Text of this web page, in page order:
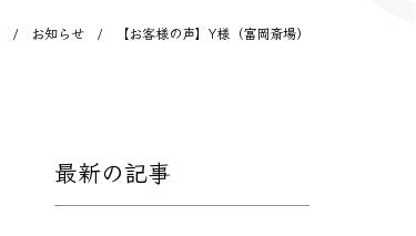
> サイトポリシー
/ お知らせ/ 【お客様の声】Y様（富岡斎場）
最新の記事